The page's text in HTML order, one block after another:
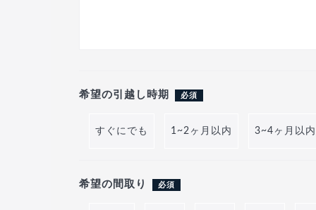
希望の引越し時期 必須
すぐにでも 1~2ヶ月以内 3~4ヶ月以内
希望の間取り 必須